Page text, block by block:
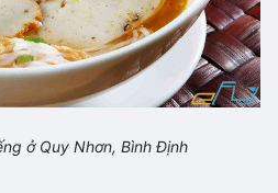
ở Quy Nhơn, Bình Định